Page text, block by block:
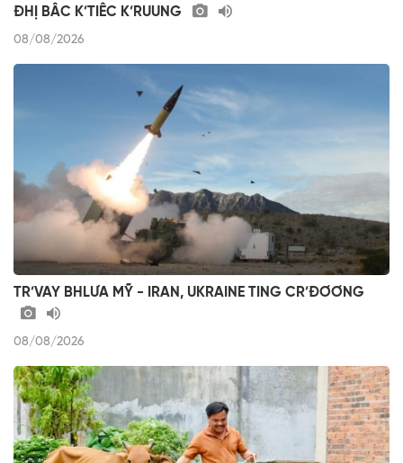
ĐHỊ BÂC K’TIÊC K’RUUNG
08/08/2026
TR’VAY BHLƯA MỸ - IRAN, UKRAINE TING CR’ĐƠƠNG
08/08/2026